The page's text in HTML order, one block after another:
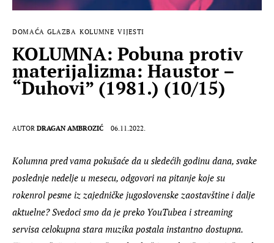
MUSIC BOX
DOMAĆA GLAZBA KOLUMNE VIJESTI
KOLUMNA: Pobuna protiv
materijalizma: Haustor –
“Duhovi” (1981.) (10/15)
AUTOR DRAGAN AMBROZIĆ 06.11.2022.
Kolumna pred vama pokušaće da u sledećih godinu dana, svake
poslednje nedelje u mesecu, odgovori na pitanje koje su
rokenrol pesme iz zajedničke jugoslovenske zaostavštine i dalje
aktuelne? Svedoci smo da je preko YouTubea i streaming
servisa celokupna stara muzika postala instantno dostupna.